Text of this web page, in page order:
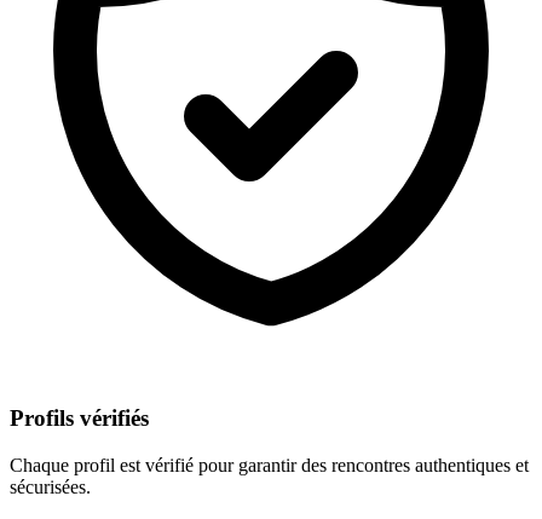
Profils vérifiés
Chaque profil est vérifié pour garantir des rencontres authentiques et
sécurisées.